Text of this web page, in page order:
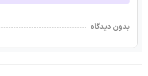
بدون دیدگاه